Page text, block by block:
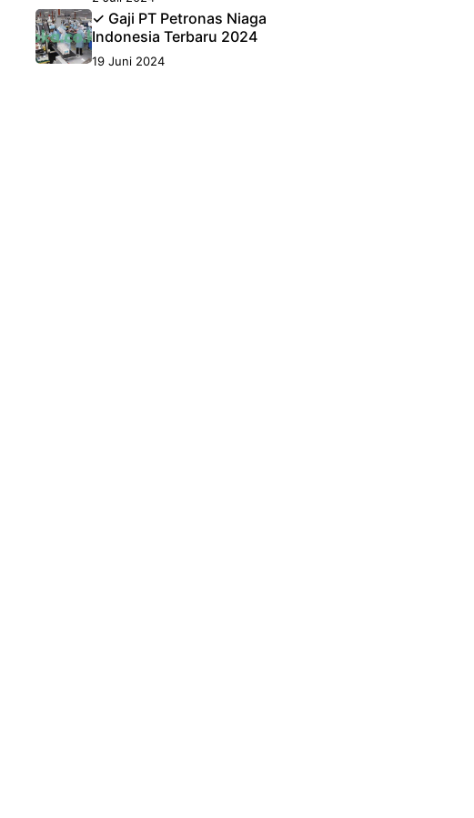
✓ Gaji PT Petronas Niaga
Indonesia Terbaru 2024
19 Juni 2024